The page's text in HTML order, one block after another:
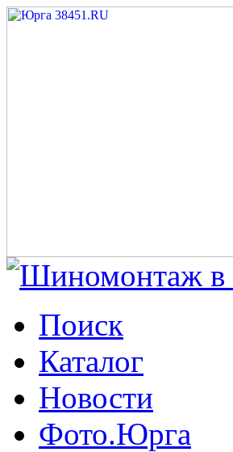
Поиск
Каталог
Новости
Фото.Юрга